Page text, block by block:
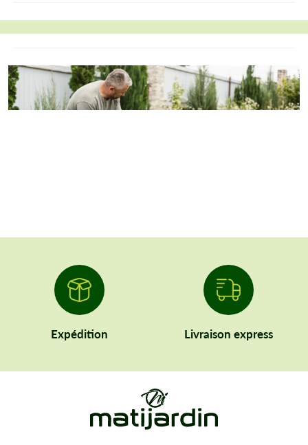
Expédition Livraison express